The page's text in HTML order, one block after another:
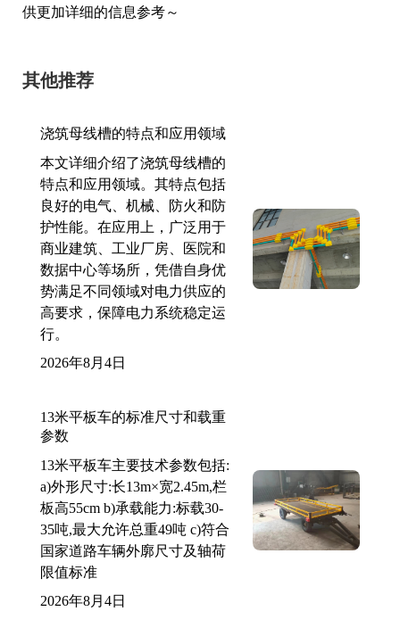
供更加详细的信息参考～
其他推荐
浇筑母线槽的特点和应用领域
本文详细介绍了浇筑母线槽的
特点和应用领域。其特点包括
良好的电气、机械、防火和防
护性能。在应用上，广泛用于
商业建筑、工业厂房、医院和
数据中心等场所，凭借自身优
势满足不同领域对电力供应的
高要求，保障电力系统稳定运
行。
2026年8月4日
13米平板车的标准尺寸和载重
参数
13米平板车主要技术参数包括:
a)外形尺寸:长13m×宽2.45m,栏
板高55cm b)承载能力:标载30-
35吨,最大允许总重49吨 c)符合
国家道路车辆外廓尺寸及轴荷
限值标准
2026年8月4日